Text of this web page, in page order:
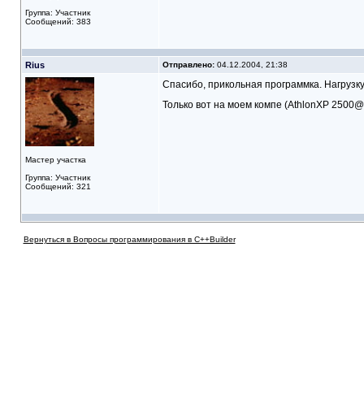
Группа: Участник
Сообщений: 383
Rius Отправлено:04.12.2004, 21:38
Мастер участка
Группа: Участник
Сообщений: 321
Спасибо, прикольная программка.
Только вот на моем компе (AthlonXP
Вернуться в Вопросы программирования в C++Builder